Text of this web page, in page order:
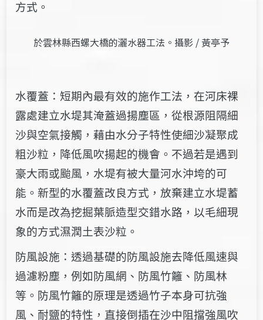
方式。
於雲林縣西螺大橋的灑水器工法。攝影 / 黃亭予
水覆蓋：短期內最有效的施作工法，在河床裸
露處建立水堤其淹蓋過揚塵區，從根源阻隔細
沙與空氣接觸，藉由水分子特性使細沙凝聚成
粗沙粒，降低風吹揚起的機會。不過若是遇到
豪大雨或颱風，水堤有被大量河水沖垮的可
能。新型的水覆蓋改良方式，放棄建立水堤蓄
水而是改為挖掘葉脈造型交錯水路，以毛細現
象的方式濕潤土表沙粒。
防風設施：透過基礎的防風設施去降低風速與
過濾粉塵，例如防風網、防風竹籬、防風林
等。防風竹籬的原理是透過竹子本身可抗強
風、耐鹽的特性，直接倒插在沙中阻擋強風吹